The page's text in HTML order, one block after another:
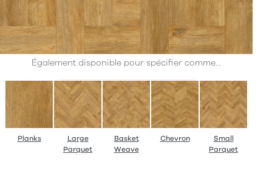
Également disponible pour spécifier comme...
Planks
Large
Parquet
Basket
Weave
Chevron
Small
Parquet